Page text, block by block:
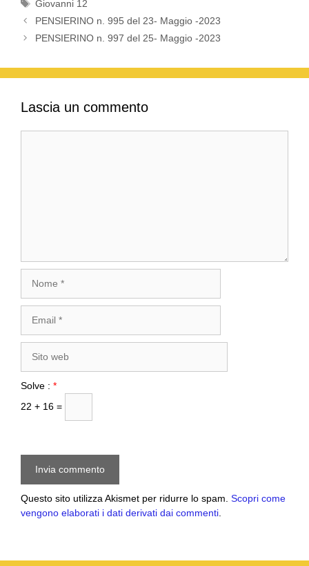
Giovanni 12
PENSIERINO n. 995 del 23- Maggio -2023
PENSIERINO n. 997 del 25- Maggio -2023
Lascia un commento
web
Solve : *
22 + 16 =
Questo sito utilizza Akismet per ridurre lo spam. Scopri come
vengono elaborati i dati derivati dai commenti.